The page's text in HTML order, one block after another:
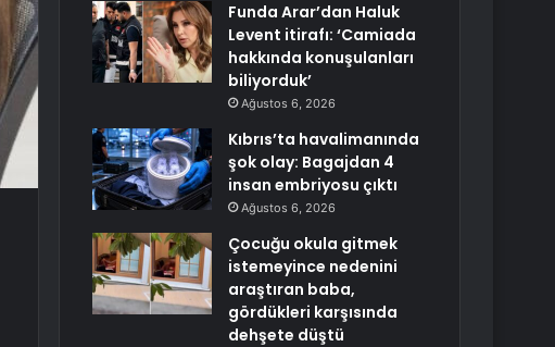
Funda Arar’dan Haluk
Levent itirafı: ‘Camiada
hakkında konuşulanları
biliyorduk’
Ağustos 6, 2026
Kıbrıs’ta havalimanında
şok olay: Bagajdan 4
insan embriyosu çıktı
Ağustos 6, 2026
Çocuğu okula gitmek
istemeyince nedenini
araştıran baba,
gördükleri karşısında
dehşete düştü